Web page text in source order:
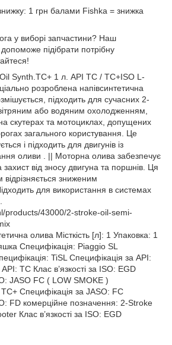
1 грн балами Fishka = знижка
у виборі запчастини? Наш
підібрати потрібну
Synth.TC+ 1 л. API TC / TC+ISO L-
розроблена напівсинтетична
підходить для сучасних 2-
або водяним охолодженням,
скутерах та мотоциклах, допущених
загального користування. Це
і підходить для двигунів із
оливи . || Моторна олива забезпечує
захист від зносу двигуна та поршнів. Ця
відрізняється зниженим
для використання в системах
products/43000/2-stroke-oil-semi-
олива Місткість [л]: 1 Упаковка: 1
Специфікація: Piaggio SL
TiSL Специфікація за API:
TC Клас в’язкості за ISO: EGD
JASO FC ( LOW SMOKE )
Специфікація за JASO: FC
FD комерційне позначення: 2-Stroke
Клас в’язкості за ISO: EGD